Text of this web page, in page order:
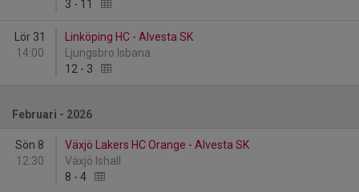
3 - 11
Lör 31
14:00
Linköping HC - Alvesta SK
Ljungsbro Isbana
12 - 3
Februari - 2026
Sön 8
12:30
Växjö Lakers HC Orange - Alvesta SK
Växjö Ishall
8 - 4